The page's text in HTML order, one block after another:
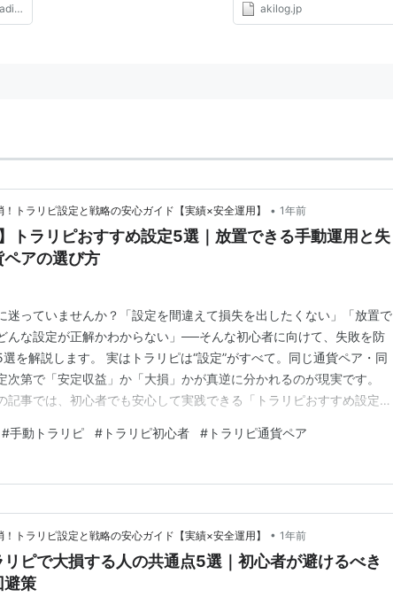
akilog.jp
トラリピ設定と戦略の安心ガイド【実績×安全運用】 • 1年前
トラリピおすすめ設定5選｜放置できる手動運用と失
アの選び方
迷っていませんか？「設定を間違えて損失を出したくない」「放置で
んな設定が正解かわからない」──そんな初心者に向けて、失敗を防
を解説します。 実はトラリピは“設定”がすべて。同じ通貨ペア・同
次第で「安定収益」か「大損」かが真逆に分かれるのが現実です。
記事では、初心者でも安心して実践できる「トラリピおすすめ設定5
運用のポイントをステップで解説します。 さらに、2025年の相場環
置できる設定」と「手数料を抑え…
#手動トラリピ # トラリピ初心者 # トラリピ通貨ペア
トラリピ設定と戦略の安心ガイド【実績×安全運用】 • 1年前
リピで大損する人の共通点5選｜初心者が避けるべき
避策